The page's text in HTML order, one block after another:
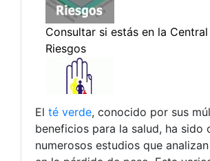
El té verde, conocido por sus
beneficios para la salud, ha sido
numerosos estudios que